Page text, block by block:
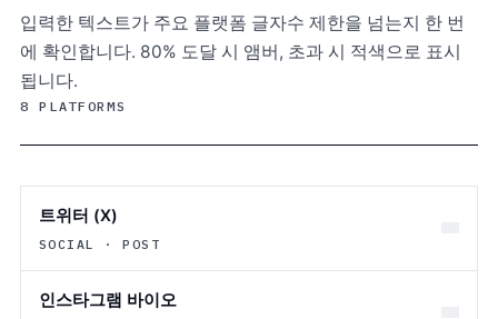
입력한 텍스트가 주요 플랫폼 글자수 제한을 넘는지 한 번
에 확인합니다. 80% 도달 시 앰버, 초과 시 적색으로 표시
됩니다.
8 PLATFORMS
트위터 (X)
SOCIAL · POST
인스타그램 바이오